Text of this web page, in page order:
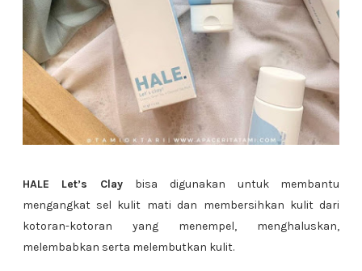
HALE Let’s Clay bisa digunakan untuk membantu
mengangkat sel kulit mati dan membersihkan kulit dari
kotoran-kotoran yang menempel, menghaluskan,
melembabkan serta melembutkan kulit.